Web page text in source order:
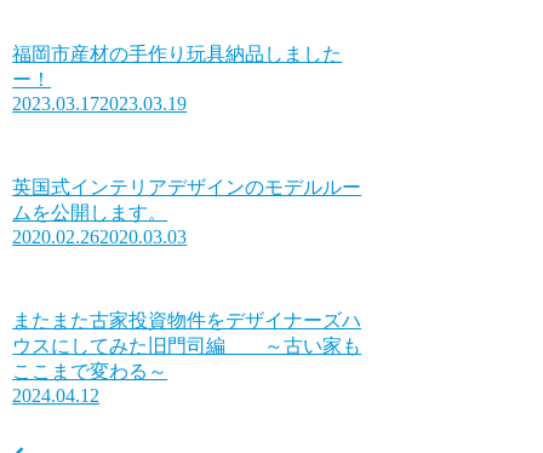
福岡市産材の手作り玩具納品しました
ー！
2023.03.172023.03.19
英国式インテリアデザインのモデルルー
ムを公開します。
2020.02.262020.03.03
またまた古家投資物件をデザイナーズハ
ウスにしてみた旧門司編 ～古い家も
ここまで変わる～
2024.04.12